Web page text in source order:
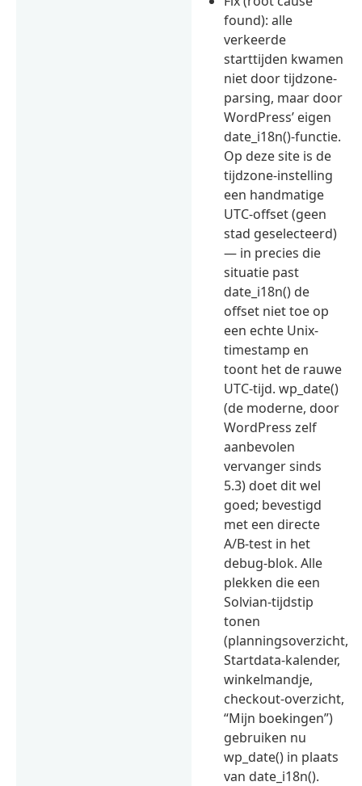
found): alle
verkeerde
starttijden kwamen
niet door tijdzone-
parsing, maar door
WordPress’ eigen
date_i18n()-functie.
Op deze site is de
tijdzone-instelling
een handmatige
UTC-offset (geen
stad geselecteerd)
— in precies die
situatie past
date_i18n() de
offset niet toe op
een echte Unix-
timestamp en
toont het de rauwe
UTC-tijd. wp_date()
(de moderne, door
WordPress zelf
aanbevolen
vervanger sinds
5.3) doet dit wel
goed; bevestigd
met een directe
A/B-test in het
debug-blok. Alle
plekken die een
Solvian-tijdstip
tonen
(planningsoverzicht,
Startdata-kalender,
winkelmandje,
checkout-overzicht,
“Mijn boekingen”)
gebruiken nu
wp_date() in plaats
van date_i18n().